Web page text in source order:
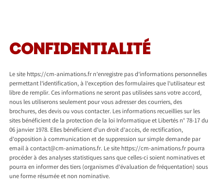
CONFIDENTIALITÉ
Le site https://cm-animations.fr n’enregistre pas d’informations personnelles
permettant l’identification, à l’exception des formulaires que l’utilisateur est
libre de remplir. Ces informations ne seront pas utilisées sans votre accord,
nous les utiliserons seulement pour vous adresser des courriers, des
brochures, des devis ou vous contacter. Les informations recueillies sur les
sites bénéficient de la protection de la loi Informatique et Libertés n° 78-17 du
06 janvier 1978. Elles bénéficient d’un droit d’accès, de rectification,
d’opposition à communication et de suppression sur simple demande par
email à contact@cm-animations.fr. Le site https://cm-animations.fr pourra
procéder à des analyses statistiques sans que celles-ci soient nominatives et
pourra en informer des tiers (organismes d’évaluation de fréquentation) sous
une forme résumée et non nominative.